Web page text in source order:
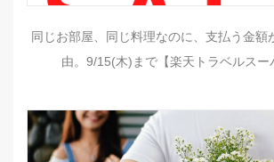
同じお部屋、同じ料理なのに、支払う金額
由。9/15(木)まで【楽天トラベルスー